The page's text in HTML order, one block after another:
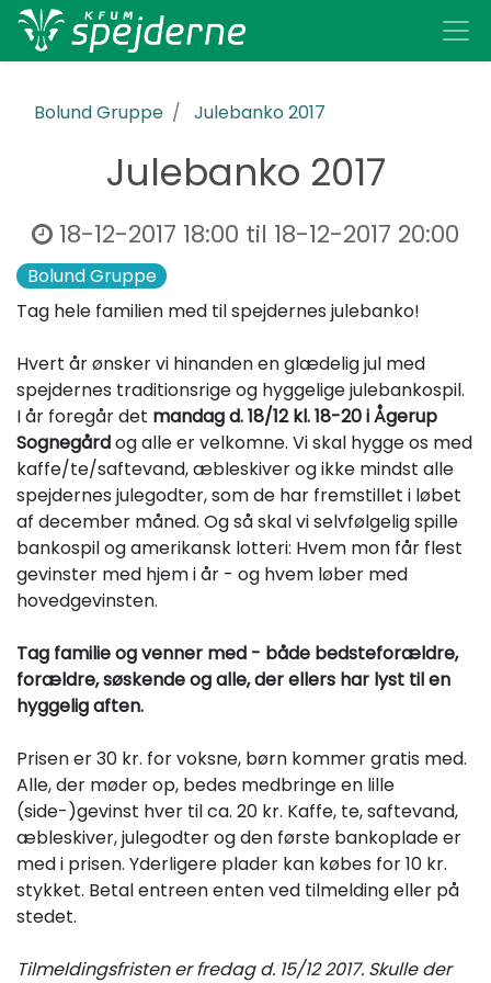
Bolund Gruppe Julebanko 2017
Julebanko 2017
18-12-2017 18:00 til 18-12-2017 20:00
Bolund Gruppe
Tag hele familien med til spejdernes julebanko!
Hvert år ønsker vi hinanden en glædelig jul med
spejdernes traditionsrige og hyggelige julebankospil.
I år foregår det mandag d. 18/12 kl. 18-20 i Ågerup
Sognegårdog alle er velkomne. Vi skal hygge os med
kaffe/te/saftevand, æbleskiver og ikke mindst alle
spejdernes julegodter, som de har fremstillet i løbet
af december måned. Og så skal vi selvfølgelig spille
bankospil og amerikansk lotteri: Hvem mon får flest
gevinster med hjem i år - og hvem løber med
hovedgevinsten.
Tag familie og venner med - både bedsteforældre,
forældre, søskende og alle, der ellers har lyst til en
hyggelig aften.
Prisen er 30 kr. for voksne, børn kommer gratis med.
Alle, der møder op, bedes medbringe en lille
(side-)gevinst hver til ca. 20 kr. Kaffe, te, saftevand,
æbleskiver, julegodter og den første bankoplade er
med i prisen. Yderligere plader kan købes for 10 kr.
stykket. Betal entreen enten ved tilmelding eller på
stedet.
Tilmeldingsfristen er fredag d. 15/12 2017. Skulle der